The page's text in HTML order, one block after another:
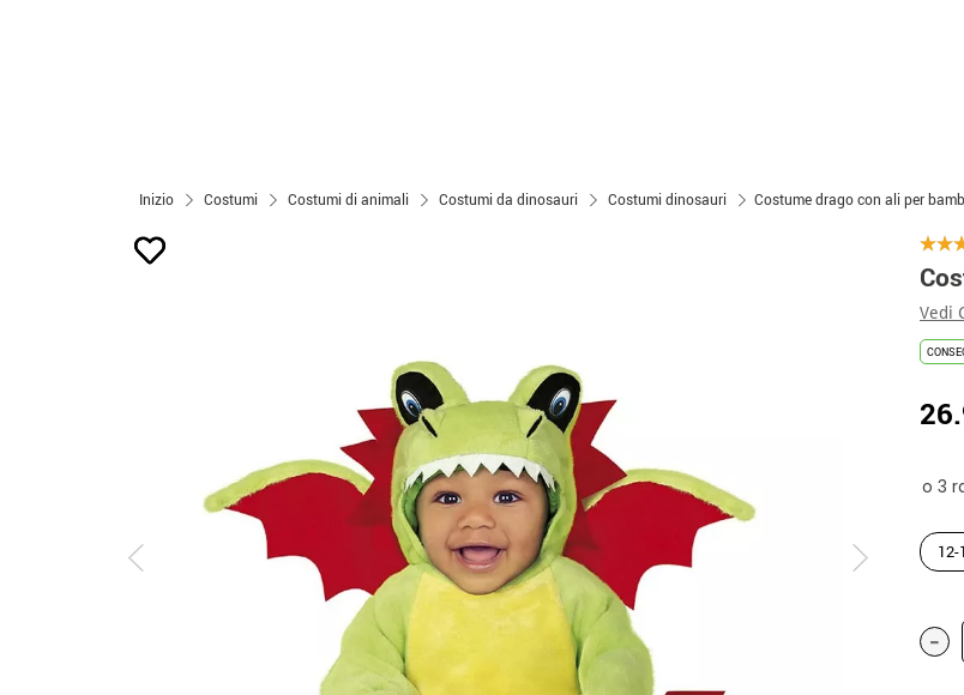
Inizio Costumi Costumi di animali Costumi da dinosauri Costumi dinosauri Costume drago con ali per
Vedi
12-
-